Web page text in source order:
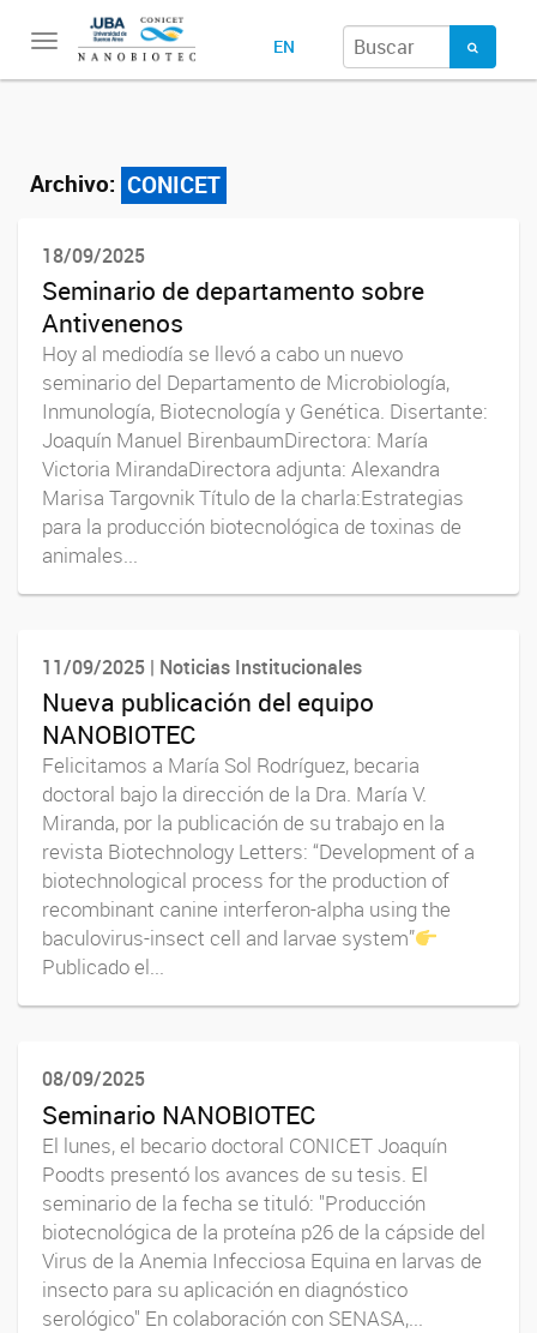
Toggle
navigation
EN
Archivo: CONICET
18/09/2025
Seminario de departamento sobre
Antivenenos
Hoy al mediodía se llevó a cabo un nuevo
seminario del Departamento de Microbiología,
Inmunología, Biotecnología y Genética. Disertante:
Joaquín Manuel BirenbaumDirectora: María
Victoria MirandaDirectora adjunta: Alexandra
Marisa Targovnik Título de la charla:Estrategias
para la producción biotecnológica de toxinas de
animales...
11/09/2025 | Noticias Institucionales
Nueva publicación del equipo
NANOBIOTEC
Felicitamos a María Sol Rodríguez, becaria
doctoral bajo la dirección de la Dra. María V.
Miranda, por la publicación de su trabajo en la
revista Biotechnology Letters: “Development of a
biotechnological process for the production of
recombinant canine interferon-alpha using the
baculovirus-insect cell and larvae system”
Publicado el...
08/09/2025
Seminario NANOBIOTEC
El lunes, el becario doctoral CONICET Joaquín
Poodts presentó los avances de su tesis. El
seminario de la fecha se tituló: "Producción
biotecnológica de la proteína p26 de la cápside del
Virus de la Anemia Infecciosa Equina en larvas de
insecto para su aplicación en diagnóstico
serológico" En colaboración con SENASA,...